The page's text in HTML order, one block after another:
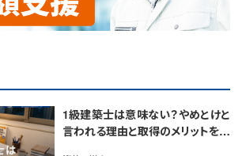
1級建築士は意味ない？やめとけと
言われる理由と取得のメリットを解